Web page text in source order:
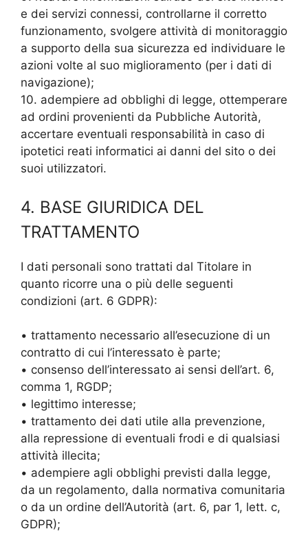
e dei servizi connessi, controllarne il corretto
funzionamento, svolgere attività di monitoraggio
a supporto della sua sicurezza ed individuare le
azioni volte al suo miglioramento (per i dati di
navigazione);
10. adempiere ad obblighi di legge, ottemperare
ad ordini provenienti da Pubbliche Autorità,
accertare eventuali responsabilità in caso di
ipotetici reati informatici ai danni del sito o dei
suoi utilizzatori.
4. BASE GIURIDICA DEL
TRATTAMENTO
I dati personali sono trattati dal Titolare in
quanto ricorre una o più delle seguenti
condizioni (art. 6 GDPR):
• trattamento necessario all’esecuzione di un
contratto di cui l’interessato è parte;
• consenso dell’interessato ai sensi dell’art. 6,
comma 1, RGDP;
• legittimo interesse;
• trattamento dei dati utile alla prevenzione,
alla repressione di eventuali frodi e di qualsiasi
attività illecita;
• adempiere agli obblighi previsti dalla legge,
da un regolamento, dalla normativa comunitaria
o da un ordine dell’Autorità (art. 6, par 1, lett. c,
GDPR);